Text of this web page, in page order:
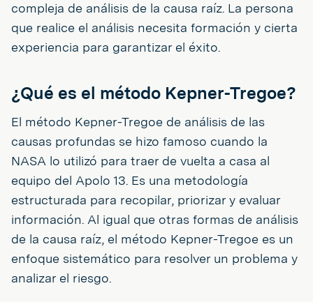
compleja de análisis de la causa raíz. La persona
que realice el análisis necesita formación y cierta
experiencia para garantizar el éxito.
¿Qué es el método Kepner-Tregoe?
El método Kepner-Tregoe de análisis de las
causas profundas se hizo famoso cuando la
NASA lo utilizó para traer de vuelta a casa al
equipo del Apolo 13. Es una metodología
estructurada para recopilar, priorizar y evaluar
información. Al igual que otras formas de análisis
de la causa raíz, el método Kepner-Tregoe es un
enfoque sistemático para resolver un problema y
analizar el riesgo.